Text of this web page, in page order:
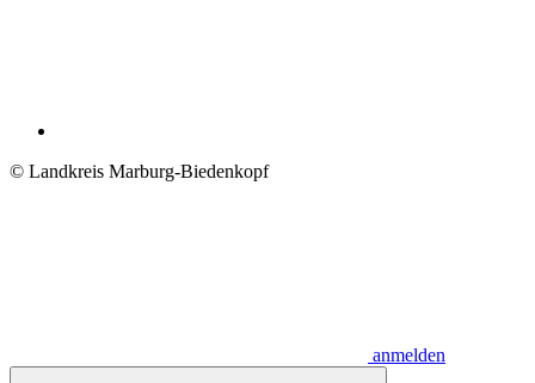
© Landkreis Marburg-Biedenkopf
anmelden